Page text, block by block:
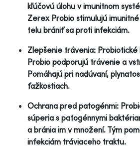
kľúčovú úlohu v imunitnom
Zerex Probio stimulujú
telu brániť sa proti infekciám.
Zlepšenie trávenia:
Probio podporujú trávenie a
Pomáhajú pri nadúvaní,
ťažkostiach.
Ochrana pred patogénmi:
súperia s patogénnymi
a bránia im v množení. Tým
infekciám tráviaceho traktu.